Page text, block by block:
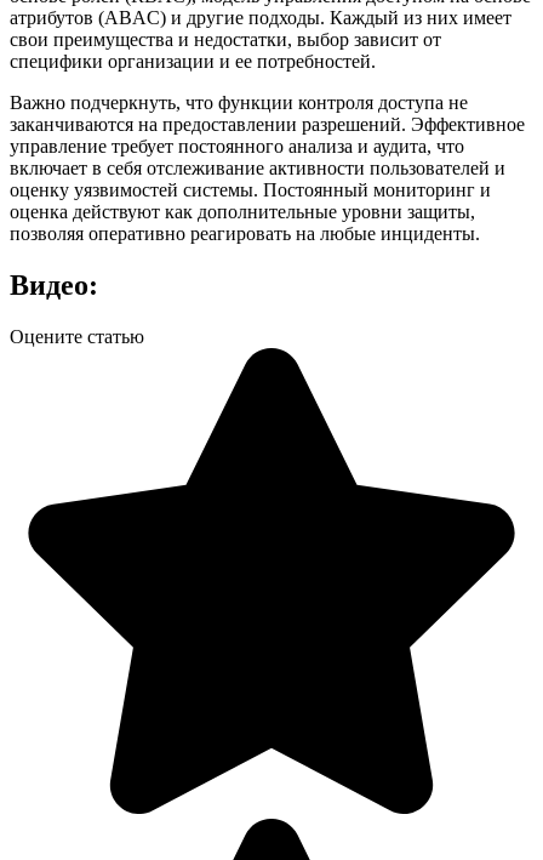
атрибутов (ABAC) и другие подходы. Каждый из них имеет
свои преимущества и недостатки, выбор зависит от
специфики организации и ее потребностей.
Важно подчеркнуть, что функции контроля доступа не
заканчиваются на предоставлении разрешений. Эффективное
управление требует постоянного анализа и аудита, что
включает в себя отслеживание активности пользователей и
оценку уязвимостей системы. Постоянный мониторинг и
оценка действуют как дополнительные уровни защиты,
позволяя оперативно реагировать на любые инциденты.
Видео:
Оцените статью